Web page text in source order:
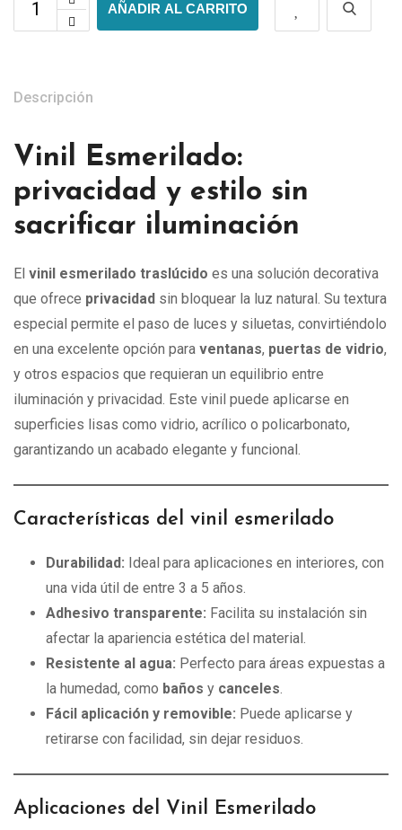
AÑADIR AL CARRITO
Descripción
Vinil Esmerilado:
privacidad y estilo sin
sacrificar iluminación
El vinil esmerilado traslúcido es una solución decorativa
que ofrece privacidad sin bloquear la luz natural. Su textura
especial permite el paso de luces y siluetas, convirtiéndolo
en una excelente opción para ventanas, puertas de vidrio,
y otros espacios que requieran un equilibrio entre
iluminación y privacidad. Este vinil puede aplicarse en
superficies lisas como vidrio, acrílico o policarbonato,
garantizando un acabado elegante y funcional.
Características del vinil esmerilado
Durabilidad: Ideal para aplicaciones en interiores, con
una vida útil de entre 3 a 5 años.
Adhesivo transparente: Facilita su instalación sin
afectar la apariencia estética del material.
Resistente al agua: Perfecto para áreas expuestas a
la humedad, como baños y canceles.
Fácil aplicación y removible: Puede aplicarse y
retirarse con facilidad, sin dejar residuos.
Aplicaciones del Vinil Esmerilado